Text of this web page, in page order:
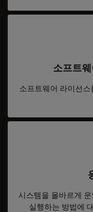
소프트
소프트웨어 라이선
시스템을 올바르게
실행하는 방법에